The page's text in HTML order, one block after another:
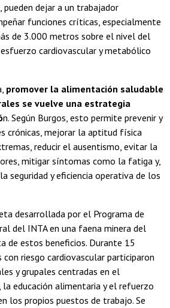
dejar a un trabajador
funciones críticas, especialmente
de 3.000 metros sobre el nivel del
cardiovascular y metabólico
promover la alimentación saludable
se vuelve una estrategia
n. Según Burgos, esto permite prevenir y
crónicas, mejorar la aptitud física
reducir el ausentismo, evitar la
mitigar síntomas como la fatiga y,
seguridad y eficiencia operativa de los
desarrollada por el Programa de
del INTA en una faena minera del
de estos beneficios. Durante 15
riesgo cardiovascular participaron
y grupales centradas en el
educación alimentaria y el refuerzo
los propios puestos de trabajo. Se